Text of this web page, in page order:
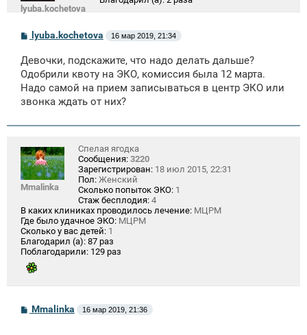
lyuba.kochetova
С
б
щ
е
н
и
lyuba.kochetova 16 мар 2019, 21:34
Девочки, подскажите, что надо делать дальше?
Одобрили квоту на ЭКО, комиссия была 12 марта.
Надо самой на прием записываться в центр ЭКО или
звонка ждать от них?
Mmalinka
Спелая ягодка
Сообщения: 3220
Зарегистрирован: 18 июл 2015, 22:31
Пол: Женский
Сколько попыток ЭКО: 1
Стаж бесплодия: 4
В каких клиниках проводилось лечение: МЦРМ
Где было удачное ЭКО: МЦРМ
Сколько у вас детей: 1
Благодарил (а): 87 раз
Поблагодарили: 129 раз
СMmalinka 16 мар 2019, 21:36